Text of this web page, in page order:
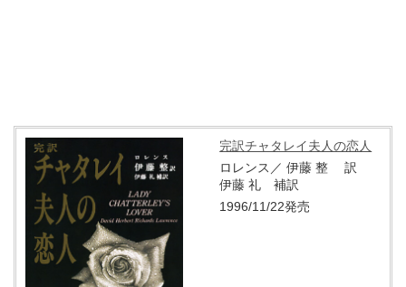
完訳チャタレイ夫人の恋人
ロレンス／伊藤 整訳
伊藤 礼 補訳
1996/11/22発売